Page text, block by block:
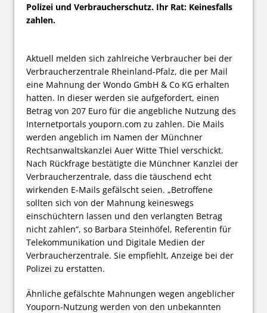
Polizei und Verbraucherschutz. Ihr Rat: Keinesfalls
zahlen.
Aktuell melden sich zahlreiche Verbraucher bei der
Verbraucherzentrale Rheinland-Pfalz, die per Mail
eine Mahnung der Wondo GmbH & Co KG erhalten
hatten. In dieser werden sie aufgefordert, einen
Betrag von 207 Euro für die angebliche Nutzung des
Internetportals youporn.com zu zahlen. Die Mails
werden angeblich im Namen der Münchner
Rechtsanwaltskanzlei Auer Witte Thiel verschickt.
Nach Rückfrage bestätigte die Münchner Kanzlei der
Verbraucherzentrale, dass die täuschend echt
wirkenden E-Mails gefälscht seien. „Betroffene
sollten sich von der Mahnung keineswegs
einschüchtern lassen und den verlangten Betrag
nicht zahlen“, so Barbara Steinhöfel, Referentin für
Telekommunikation und Digitale Medien der
Verbraucherzentrale. Sie empfiehlt, Anzeige bei der
Polizei zu erstatten.
Ähnliche gefälschte Mahnungen wegen angeblicher
Youporn-Nutzung werden von den unbekannten